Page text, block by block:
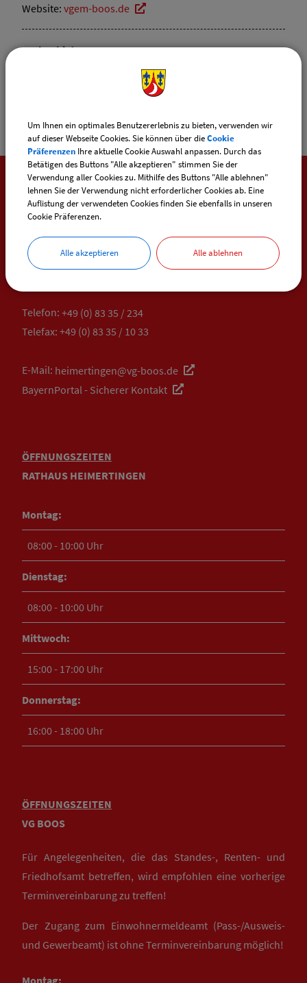
Website: vgem-boos.de
Sachgebiete
SO ERREICHEN SIE UNS
Gemeinde Heimertingen
Ulmer Straße 5
87751 Heimertingen
Telefon: +49 (0) 83 35 / 234
Telefax: +49 (0) 83 35 / 10 33
E-Mail: heimertingen@vg-boos.de
BayernPortal - Sicherer Kontakt
ÖFFNUNGSZEITEN
RATHAUS HEIMERTINGEN
Montag:
08:00 - 10:00 Uhr
Dienstag:
08:00 - 10:00 Uhr
Mittwoch:
15:00 - 17:00 Uhr
Donnerstag:
16:00 - 18:00 Uhr
ÖFFNUNGSZEITEN
VG BOOS
Für Angelegenheiten, die das Standes-, Renten- und
Friedhofsamt betreffen, wird empfohlen eine vorherige
Terminvereinbarung zu treffen!
Der Zugang zum Einwohnermeldeamt (Pass-/Ausweis-
und Gewerbeamt) ist ohne Terminvereinbarung möglich!
Um Ihnen ein optimales Benutzererlebnis zu bieten, verwenden wir
auf dieser Webseite Cookies. Sie können über dieCookie
Präferenzen Ihre aktuelle Cookie Auswahl anpassen. Durch das
Betätigen des Buttons "Alle akzeptieren" stimmen Sie der
Verwendung aller Cookies zu. Mithilfe des Buttons "Alle ablehnen"
lehnen Sie der Verwendung nicht erforderlicher Cookies ab. Eine
Auflistung der verwendeten Cookies finden Sie ebenfalls in unseren
Cookie Präferenzen.
Alle akzeptieren Alle ablehnen